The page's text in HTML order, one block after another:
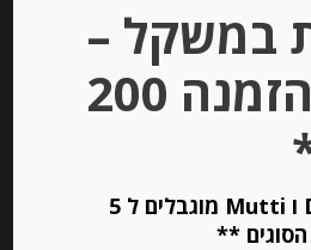
₪47.00
יחידות
לסל
במשקל –
מינימום הזמנה 200
** מוצרי De cecco ו Mutti מוגבלים ל 5
**